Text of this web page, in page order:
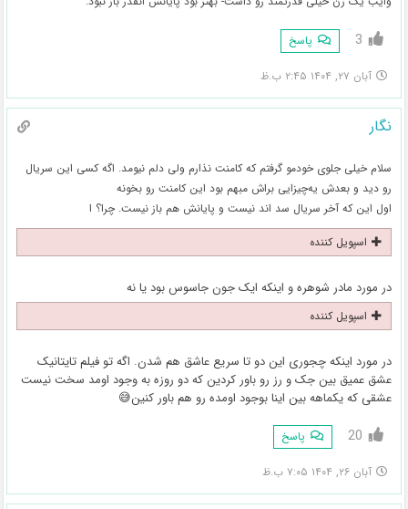
3 پاسخ
آبان ۲۷, ۱۴۰۴ ۲:۴۵ ب.ظ
نگار
سلام خیلی جلوی خودمو گرفتم که کامنت نذارم ولی دلم نیومد. اگه کسی این سریال
رو دید و بعدش یه‌چیزایی براش مبهم بود این کامنت رو بخونه
اول این که آخر سریال سد اند نیست و پایانش هم باز نیست. چرا؟ ا
اسپویل کننده
در مورد مادر شوهره و اینکه ایک جون جاسوس بود یا نه
اسپویل کننده
در مورد اینکه چجوری این دو تا سریع عاشق هم شدن. اگه تو فیلم تایتانیک
عشق عمیق بین جک و رز رو باور کردین که دو روزه به وجود اومد سخت نیست
عشقی که یکماهه بین اینا بوجود اومده رو هم باور کنین😅
20 پاسخ
آبان ۲۶, ۱۴۰۴ ۷:۰۵ ب.ظ